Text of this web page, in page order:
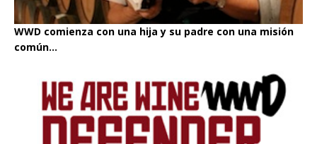
WWD comienza con una hija y su padre con una misión
común...